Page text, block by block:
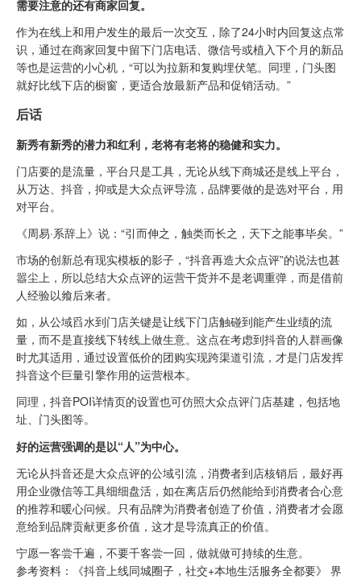
需要注意的还有商家回复。
作为在线上和用户发生的最后一次交互，除了24小时内回复这点常
识，通过在商家回复中留下门店电话、微信号或植入下个月的新品
等也是运营的小心机，“可以为拉新和复购埋伏笔。同理，门头图
就好比线下店的橱窗，更适合放最新产品和促销活动。”
后话
新秀有新秀的潜力和红利，老将有老将的稳健和实力。
门店要的是流量，平台只是工具，无论从线下商城还是线上平台，
从万达、抖音，抑或是大众点评导流，品牌要做的是选对平台，用
对平台。
《周易·系辞上》说：“引而伸之，触类而长之，天下之能事毕矣。”
市场的创新总有现实模板的影子，“抖音再造大众点评”的说法也甚
嚣尘上，所以总结大众点评的运营干货并不是老调重弹，而是借前
人经验以飨后来者。
如，从公域舀水到门店关键是让线下门店触碰到能产生业绩的流
量，而不是直接线下转线上做生意。这点在考虑到抖音的人群画像
时尤其适用，通过设置低价的团购实现跨渠道引流，才是门店发挥
抖音这个巨量引擎作用的运营根本。
同理，抖音POI详情页的设置也可仿照大众点评门店基建，包括地
址、门头图等。
好的运营强调的是以“人”为中心。
无论从抖音还是大众点评的公域引流，消费者到店核销后，最好再
用企业微信等工具细细盘活，如在离店后仍然能给到消费者合心意
的推荐和暖心问候。只有品牌为消费者创造了价值，消费者才会愿
意给到品牌贡献更多价值，这才是导流真正的价值。
宁愿一客尝千遍，不要千客尝一回，做就做可持续的生意。
参考资料：《抖音上线同城圈子，社交+本地生活服务全都要》 界